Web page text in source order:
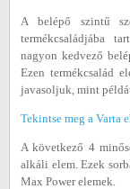
A belépő szintű
termékcsaládjába
nagyon kedvező
Ezen termékcsalád
javasoljuk, mint
Tekintse meg a Varta
A következő 4
alkáli elem. Ezek
Max Power elemek.